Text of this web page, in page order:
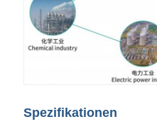
Spezifikationen